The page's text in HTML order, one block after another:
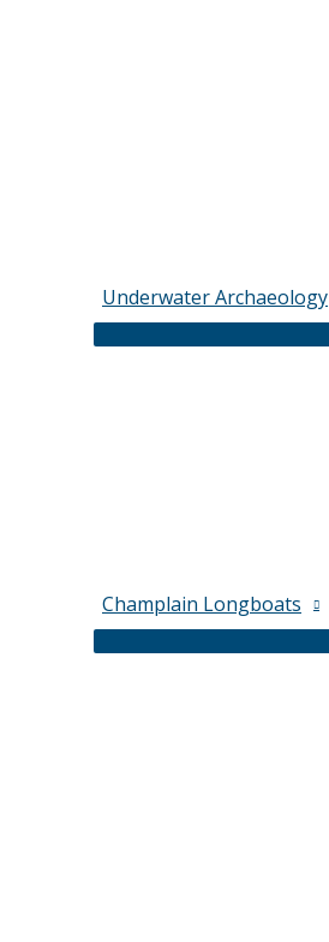
Underwater Archaeology
Champlain Longboats